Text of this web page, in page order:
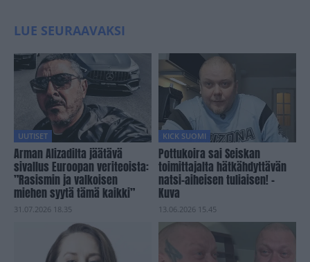
LUE SEURAAVAKSI
UUTISET
Arman Alizadilta jäätävä
sivallus Euroopan veriteoista:
”Rasismin ja valkoisen
miehen syytä tämä kaikki”
31.07.2026 18.35
KICK SUOMI
Pottukoira sai Seiskan
toimittajalta hätkähdyttävän
natsi-aiheisen tuliaisen! –
Kuva
13.06.2026 15.45